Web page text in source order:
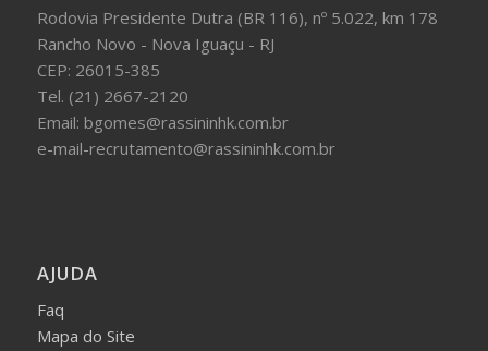
Rodovia Presidente Dutra (BR 116), nº 5.022, km 178
Rancho Novo - Nova Iguaçu - RJ
CEP: 26015-385
Tel. (21) 2667-2120
Email: bgomes@rassininhk.com.br
e-mail-recrutamento@rassininhk.com.br
AJUDA
Faq
Mapa do Site